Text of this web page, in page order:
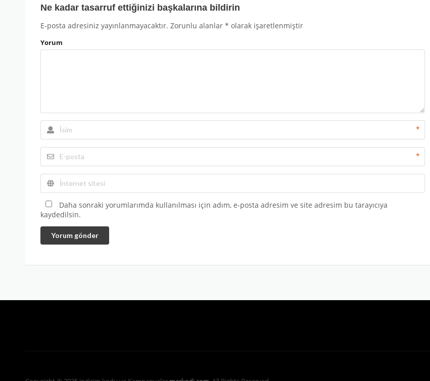
Ne kadar tasarruf ettiğinizi başkalarına bildirin
E-posta adresiniz yayınlanmayacaktır. Zorunlu alanlar * olarak işaretlenmiştir
Yorum
*
*
Daha sonraki yorumlarımda kullanılması için adım, e-posta adresim ve site adresim bu tarayıcıya
kaydedilsin.
Yorum gönder